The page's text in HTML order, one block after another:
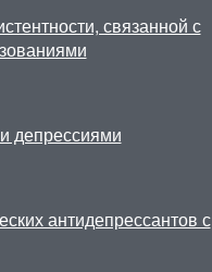
связанной с
депрессиями
антидепрессантов с